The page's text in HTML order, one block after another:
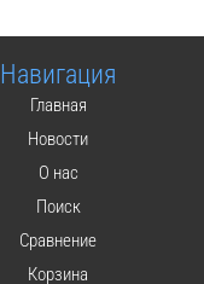
Навигация
Главная
Новости
О нас
Поиск
Сравнение
Корзина